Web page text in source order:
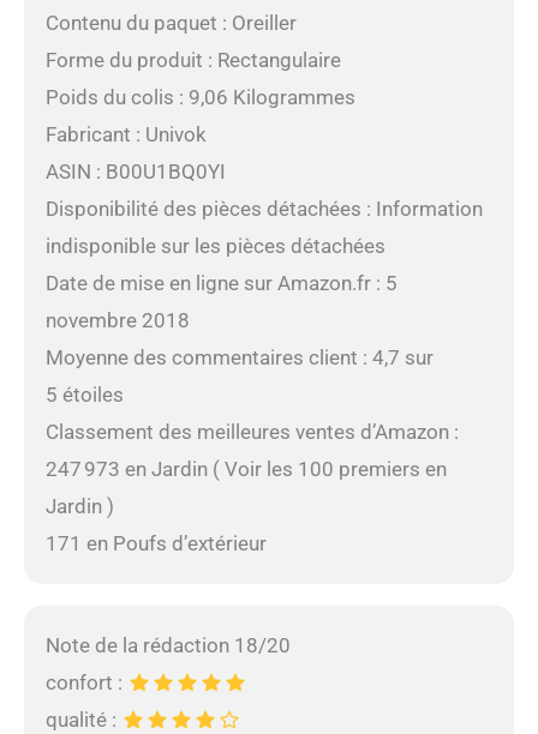
Contenu du paquet : Oreiller
Forme du produit : Rectangulaire
Poids du colis : 9,06 Kilogrammes
Fabricant : Univok
ASIN : B00U1BQ0YI
Disponibilité des pièces détachées : Information
indisponible sur les pièces détachées
Date de mise en ligne sur Amazon.fr : 5
novembre 2018
Moyenne des commentaires client : 4,7 sur
5 étoiles
Classement des meilleures ventes d’Amazon :
247 973 en Jardin ( Voir les 100 premiers en
Jardin )
171 en Poufs d’extérieur
Note de la rédaction 18/20
confort :
qualité :